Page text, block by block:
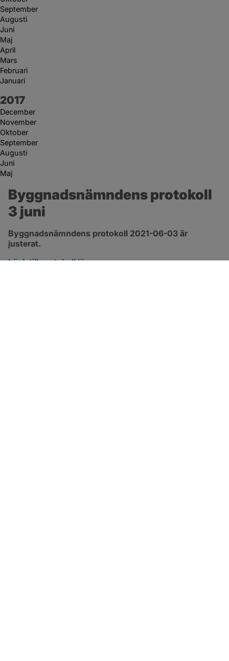
September
Augusti
Juni
Maj
April
Mars
Februari
Januari
År:
2017
December
November
Oktober
September
Augusti
Juni
Maj
Byggnadsnämndens protokoll
3 juni
Byggnadsnämndens protokoll 2021-06-03 är
justerat.
Länk till protokoll
pdf, 1.7 MB, öppnas i nytt fönster.